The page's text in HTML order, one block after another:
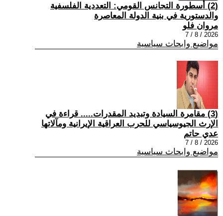
(2) أسطورة التجانس القومي: التعددية الفلسفية
والدستورية في بنية الدولة المعاصرة
مروان فلو
2026 / 8 / 7
مواضيع وابحاث سياسية
(3) مقامرة السيادة وتبديد المقدرات..... قراءة في
الإرث الجيوسياسي للحرب العراقية الإيرانية ومآلاتها
عدي حاتم
2026 / 8 / 7
مواضيع وابحاث سياسية